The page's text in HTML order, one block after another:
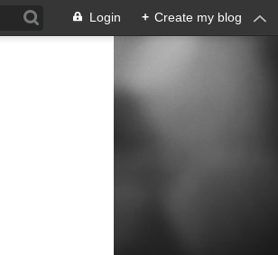
Login + Create my blog